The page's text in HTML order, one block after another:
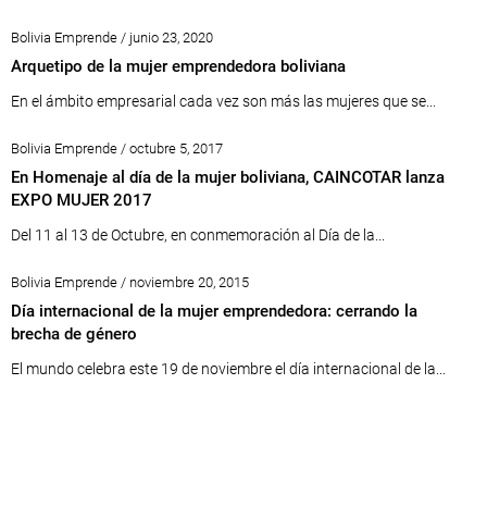
Bolivia Emprende / junio 23, 2020
Arquetipo de la mujer emprendedora boliviana
En el ámbito empresarial cada vez son más las mujeres que se...
Bolivia Emprende / octubre 5, 2017
En Homenaje al día de la mujer boliviana, CAINCOTAR lanza
EXPO MUJER 2017
Del 11 al 13 de Octubre, en conmemoración al Día de la...
Bolivia Emprende / noviembre 20, 2015
Día internacional de la mujer emprendedora: cerrando la
brecha de género
El mundo celebra este 19 de noviembre el día internacional de la...